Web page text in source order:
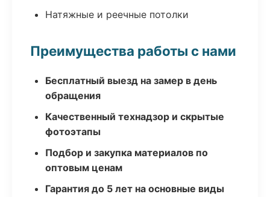
Натяжные и реечные потолки
Преимущества работы с нами
Бесплатный выезд на замер в день
обращения
Качественный технадзор и скрытые
фотоэтапы
Подбор и закупка материалов по
оптовым ценам
Гарантия до 5 лет на основные виды